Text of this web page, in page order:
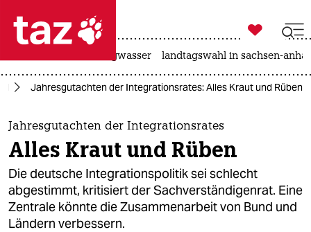
 taz zahl ich
taz zahl ich
themen
politik
öko
gesellschaft

taz zahl ich
niedrigwasser landtagswahl in sachsen-
Jahresgutachten der Integrationsrates: Alles Kraut und Rüben
Jahresgutachten der Integrationsrates
Alles Kraut und Rüben
Die deutsche Integrationspolitik sei schlecht
abgestimmt, kritisiert der Sachverständigenrat. Eine
Zentrale könnte die Zusammenarbeit von Bund und
Ländern verbessern.